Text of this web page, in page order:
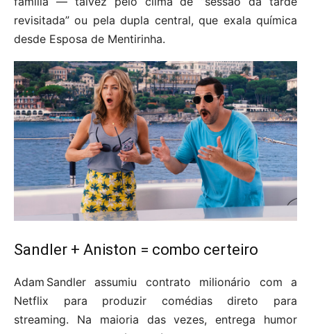
revisitada” ou pela dupla central, que exala química
desde Esposa de Mentirinha.
Sandler + Aniston = combo certeiro
Adam Sandler assumiu contrato milionário com a
Netflix para produzir comédias direto para
streaming. Na maioria das vezes, entrega humor